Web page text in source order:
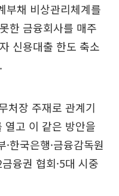
부채 비상관리체계를
한 금융회사를 매주
신용대출 한도 축소
처장 주재로 관계기
고 이 같은 방안을
한국은행·금융감독원
융권 협회·5대 시중